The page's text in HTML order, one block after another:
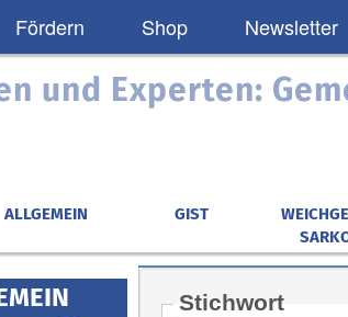
Fördern Shop Newsletter
und Experten:
ALLGEMEIN GIST
Stichwort